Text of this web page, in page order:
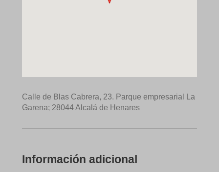
Calle de Blas Cabrera, 23. Parque empresarial La
Garena; 28044 Alcalá de Henares
Información adicional